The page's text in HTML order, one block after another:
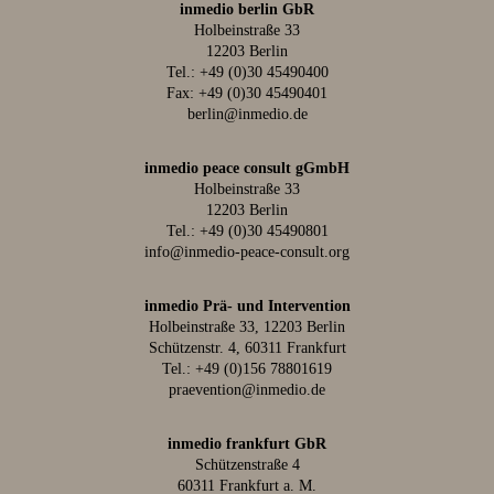
inmedio berlin GbR
Holbeinstraße 33
12203 Berlin
Tel.: +49 (0)30 45490400
Fax: +49 (0)30 45490401
berlin@inmedio.de
inmedio peace consult gGmbH
Holbeinstraße 33
12203 Berlin
Tel.: +49 (0)30 45490801
info@inmedio-peace-consult.org
inmedio Prä- und Intervention
Holbeinstraße 33, 12203 Berlin
Schützenstr. 4, 60311 Frankfurt
Tel.: +49 (0)156 78801619
praevention@inmedio.de
inmedio frankfurt GbR
Schützenstraße 4
60311 Frankfurt a. M.